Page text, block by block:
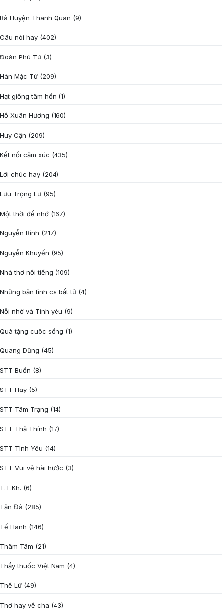
Bà Huyện Thanh Quan (9)
Câu nói hay (402)
Đoàn Phú Tứ (3)
Hàn Mặc Tử (209)
Hạt giống tâm hồn (1)
Hồ Xuân Hương (160)
Huy Cận (209)
Kết nối cảm xúc (435)
Lời chúc hay (204)
Lưu Trọng Lư (95)
Một thời để nhớ (167)
Nguyễn Bính (217)
Nguyễn Khuyến (95)
Nhà thơ nổi tiếng (109)
Những bản tình ca bất tử (4)
Nỗi nhớ và Tình yêu (9)
Quà tặng cuôc sống (1)
Quang Dũng (45)
STT Buồn (8)
STT Hay (5)
STT Tâm Trạng (14)
STT Thả Thính (17)
STT Tình Yêu (14)
STT Vui vẻ hài hước (3)
T.T.Kh. (6)
Tản Đà (285)
Tế Hanh (146)
Thâm Tâm (21)
Thầy thuốc Việt Nam (4)
Thế Lữ (49)
Thơ hay về cha (43)